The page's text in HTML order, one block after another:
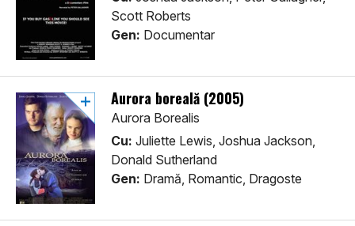
Scott Roberts
Gen: Documentar
Aurora boreală (2005)
Aurora Borealis
Cu: Juliette Lewis, Joshua Jackson,
Donald Sutherland
Gen: Dramă, Romantic, Dragoste